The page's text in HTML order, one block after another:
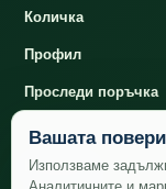
Количка
Профил
Проследи поръчка
Контакти
Вашата
Използваме